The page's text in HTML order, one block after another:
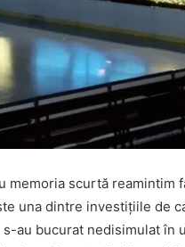
memoria scurtă reamintim
una dintre investițiile de
s-au bucurat nedisimulat în